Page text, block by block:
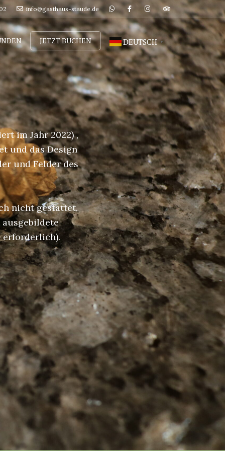
info@gasthaus-staude.de
JETZT BUCHEN DEUTSCH ▼
im Jahr 2022) ,
und das Design
und Felder des
nicht gestattet.
erforderlich).